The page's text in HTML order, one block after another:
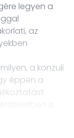
legyen a
az
a konzuli
éppen a
is.
történelem